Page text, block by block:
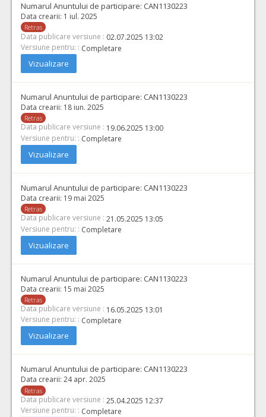
Numarul Anuntului de participare: CAN1130223
Data crearii: 1 iul. 2025
Retras
Data publicare versiune : 02.07.2025 13:02
Versiune pentru: : Completare
Vizualizare
Numarul Anuntului de participare: CAN1130223
Data crearii: 18 iun. 2025
Retras
Data publicare versiune : 19.06.2025 13:00
Versiune pentru: : Completare
Vizualizare
Numarul Anuntului de participare: CAN1130223
Data crearii: 19 mai 2025
Retras
Data publicare versiune : 21.05.2025 13:05
Versiune pentru: : Completare
Vizualizare
Numarul Anuntului de participare: CAN1130223
Data crearii: 15 mai 2025
Retras
Data publicare versiune : 16.05.2025 13:01
Versiune pentru: : Completare
Vizualizare
Numarul Anuntului de participare: CAN1130223
Data crearii: 24 apr. 2025
Retras
Data publicare versiune : 25.04.2025 12:37
Versiune pentru: : Completare